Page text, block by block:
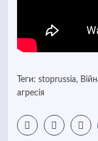
Теги: stoprussia,
агресія